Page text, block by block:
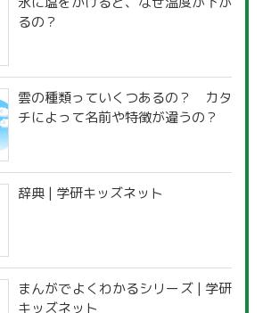
るの？
雲の種類っていくつあるの？ カタ
チによって名前や特徴が違うの？
辞典 | 学研キッズネット
まんがでよくわかるシリーズ | 学研
キッズネット